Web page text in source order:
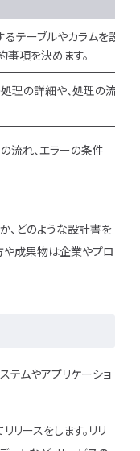
テーブルやカラムを設計し
項を決めます。
理の詳細や、処理の流れ
流れ、エラーの条件
、どのような設計書を
や成果物は企業やプロ
テムやアプリケーショ
リースをします。リリ